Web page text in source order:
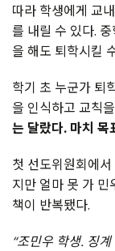
따라 학생에게 교
를 내릴 수 있다.
을 해도 퇴학시킬
학기 초 누군가 퇴
을 인식하고 교칙
는 달랐다. 마치 목
첫 선도위원회에
지만 얼마 못 가 민
책이 반복됐다.
“조민우 학생. 징